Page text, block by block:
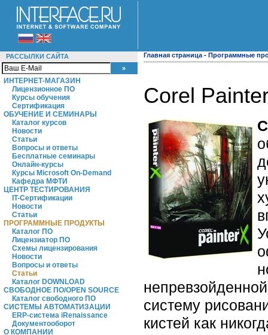
РАССЫЛКИ САЙТА
ИНТЕРНЕТ-МАГАЗИН
Лицензионное ПО
Курсы обучения
Сертификация
ОБУЧЕНИЕ И СЕМИНАРЫ
Каталог курсов
Новости
Статьи
Вопросы и ответы
Бесплатные семинары
Онлайн-курсы
Курсы Microsoft On-Demand
Кафедра МФТИ
ЦЕНТР ТЕСТИРОВАНИЯ
IT-Сертификации
Новости
Статьи
ПРОГРАММНЫЕ ПРОДУКТЫ
Каталог ПО
Лицензиатор ПО
Схемы лицензирования
Новости
Вопросы и ответы
Статьи
Каталог DOWNLOAD
СВОБОДНОЕ ПО/OPEN SOURCE
Каталог свободного ПО
СИСТЕМЫ АВТОМАТИЗАЦИИ
ERP-система iRenaissance
Документооборот
О КОМПАНИИ
Главная страница - Программные
Corel
систему
кистей как